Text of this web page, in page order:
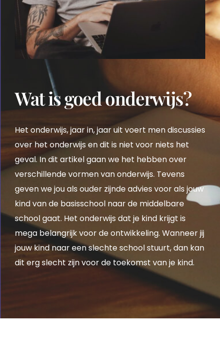
Wat is goed onderwijs?
Het onderwijs, jaar in, jaar uit voert men discussies
over het onderwijs en dit is niet voor niets het
geval. In dit artikel gaan we het hebben over
verschillende vormen van onderwijs. Tevens
geven we jou als ouder zijnde advies voor als jouw
kind van de basisschool naar de middelbare
school gaat. Het onderwijs dat je kind krijgt is
mega belangrijk voor de ontwikkeling. Wanneer jij
jouw kind naar een slechte school stuurt, dan kan
dit erg slecht zijn voor de toekomst van je kind.